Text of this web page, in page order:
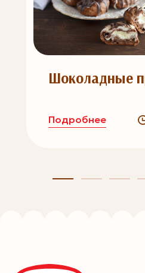
Шоколадные
Подробнее